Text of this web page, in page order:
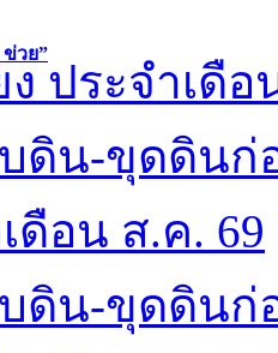
ข่วย”
ประจำเดือ
ดิน-ขุดดินก่
ดือน ส.ค. 69
ดิน-ขุดดินก่